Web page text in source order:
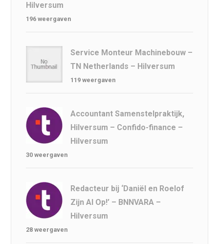
Hilversum
196 weergaven
Service Monteur Machinebouw –
TN Netherlands – Hilversum
119 weergaven
Accountant Samenstelpraktijk,
Hilversum – Confido-finance –
Hilversum
30 weergaven
Redacteur bij ‘Daniël en Roelof
Zijn Al Op!’ – BNNVARA –
Hilversum
28 weergaven